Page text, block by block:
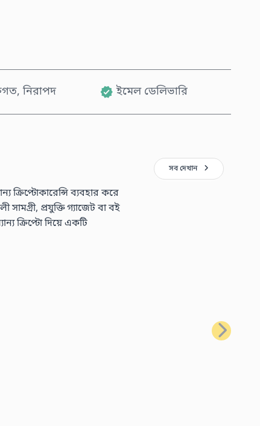
নিরাপদ ইমেল ডেলিভারি
ব্যবহার করে
প্রযুক্তি গ্যাজেট বা বই
ক্রিপ্টো দিয়ে একটি
সব দেখান
পরবর্তী